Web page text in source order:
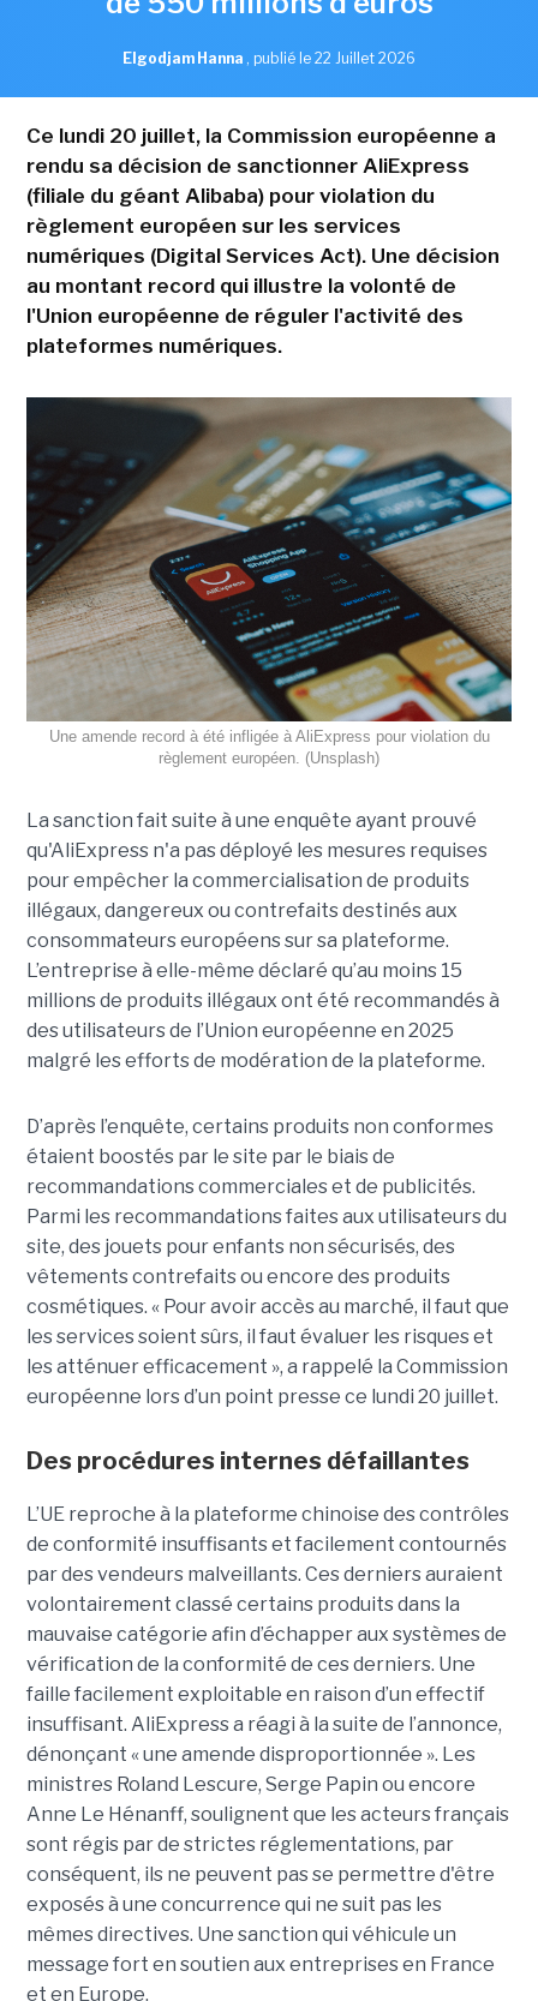
Elgodjam Hanna , publié le 22 Juillet 2026
Ce lundi 20 juillet, la Commission européenne a
rendu sa décision de sanctionner AliExpress
(filiale du géant Alibaba) pour violation du
règlement européen sur les services
numériques (Digital Services Act). Une décision
au montant record qui illustre la volonté de
l'Union européenne de réguler l'activité des
plateformes numériques.
Une amende record à été infligée à AliExpress pour violation du
règlement européen. (Unsplash)
La sanction fait suite à une enquête ayant prouvé
qu'AliExpress n'a pas déployé les mesures requises
pour empêcher la commercialisation de produits
illégaux, dangereux ou contrefaits destinés aux
consommateurs européens sur sa plateforme.
L’entreprise à elle-même déclaré qu’au moins 15
millions de produits illégaux ont été recommandés à
des utilisateurs de l’Union européenne en 2025
malgré les efforts de modération de la plateforme.
D’après l’enquête, certains produits non conformes
étaient boostés par le site par le biais de
recommandations commerciales et de publicités.
Parmi les recommandations faites aux utilisateurs du
site, des jouets pour enfants non sécurisés, des
vêtements contrefaits ou encore des produits
cosmétiques. « Pour avoir accès au marché, il faut que
les services soient sûrs, il faut évaluer les risques et
les atténuer efficacement », a rappelé la Commission
européenne lors d’un point presse ce lundi 20 juillet.
Des procédures internes défaillantes
L’UE reproche à la plateforme chinoise des contrôles
de conformité insuffisants et facilement contournés
par des vendeurs malveillants. Ces derniers auraient
volontairement classé certains produits dans la
mauvaise catégorie afin d’échapper aux systèmes de
vérification de la conformité de ces derniers. Une
faille facilement exploitable en raison d’un effectif
insuffisant. AliExpress a réagi à la suite de l’annonce,
dénonçant « une amende disproportionnée ». Les
ministres Roland Lescure, Serge Papin ou encore
Anne Le Hénanff, soulignent que les acteurs français
sont régis par de strictes réglementations, par
conséquent, ils ne peuvent pas se permettre d'être
exposés à une concurrence qui ne suit pas les
mêmes directives. Une sanction qui véhicule un
message fort en soutien aux entreprises en France
et en Europe.